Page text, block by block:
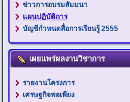
ข่าวการอบรมสัมมนา
แผนปฏิบัติการ
บัญชีกำหนดสื่อการเรียนรู้ 2555
เผยแพร่ผลงานวิชาการ
รายงานโครงการ
เศรษฐกิจพอเพียง